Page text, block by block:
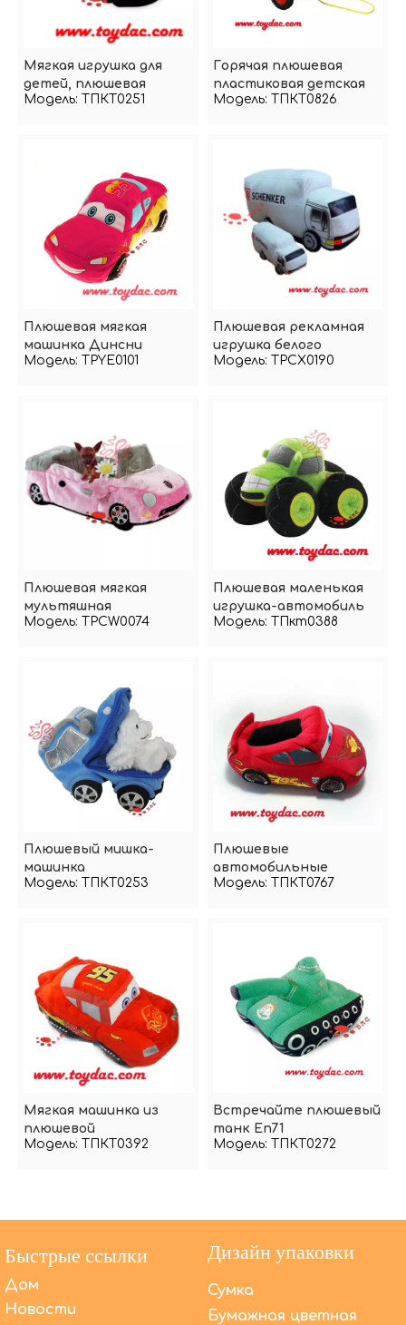
Мягкая игрушка для
детей, плюшевая
игрушка-автомобиль
Модель: ТПКТ0251
Горячая плюшевая
пластиковая детская
машина
Модель: ТПКТ0826
Плюшевая мягкая
машинка Динсни
Лиенса
Модель: TPYE0101
Плюшевая рекламная
игрушка белого
автомобиля
Модель: TPCX0190
Плюшевая мягкая
мультяшная
автомобильная
Модель: TPCW0074
Плюшевая маленькая
игрушка-автомобиль
Модель: ТПкт0388
Плюшевый мишка-
машинка
Модель: ТПКТ0253
Плюшевые
автомобильные
тапочки с анимацией
Модель: ТПКТ0767
Мягкая машинка из
плюшевой
мультипликационной
Модель: ТПКТ0392
Встречайте плюшевый
танк En71
Модель: ТПКТ0272
Быстрые ссылки
Дом
Новости
Дизайн упаковки
Сумка
Бумажная цветная